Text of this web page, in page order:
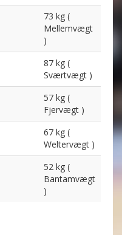
73 kg (
Mellemvægt
)
87 kg (
Sværtvægt )
57 kg (
Fjervægt )
67 kg (
Weltervægt )
52 kg (
Bantamvægt
)